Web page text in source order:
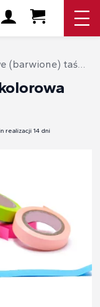
taśmy klejące
realizacji 14 dni